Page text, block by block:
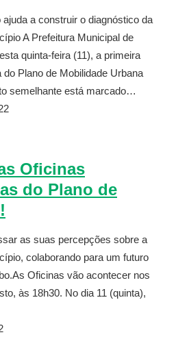
a construir o diagnóstico da
A Prefeitura Municipal de
quinta-feira (11), a primeira
Plano de Mobilidade Urbana
semelhante está marcado…
Oficinas
do Plano de
as suas percepções sobre a
colaborando para um futuro
Oficinas vão acontecer nos
às 18h30. No dia 11 (quinta),